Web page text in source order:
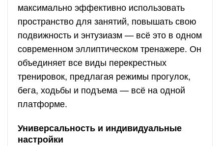
максимально эффективно использовать
пространство для занятий, повышать свою
подвижность и энтузиазм — всё это в одном
современном эллиптическом тренажере. Он
объединяет все виды перекрестных
тренировок, предлагая режимы прогулок,
бега, ходьбы и подъема — всё на одной
платформе.
Универсальность и индивидуальные
настройки